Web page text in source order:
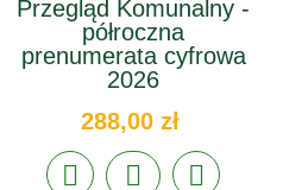
Przegląd Komunalny -
półroczna
prenumerata cyfrowa
2026
288,00 zł